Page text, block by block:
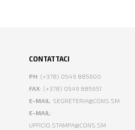
CONTATTACI
PH: (+378) 0549 885600
FAX: (+378) 0549 885651
E-MAIL : SEGRETERIA@CONS.SM
E-MAIL :
UFFICIO.STAMPA@CONS.SM